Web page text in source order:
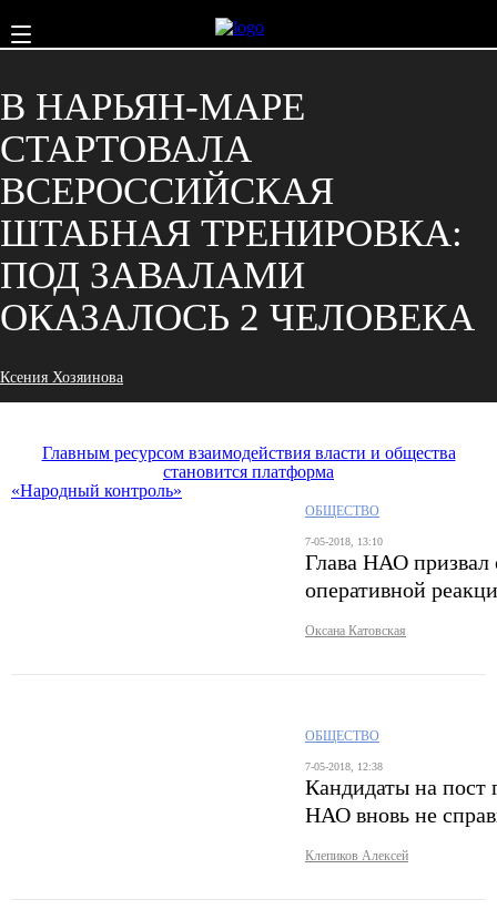
В НАРЬЯН-МАРЕ
СТАРТОВАЛА
ВСЕРОССИЙСКАЯ
ШТАБНАЯ ТРЕНИРОВКА:
ПОД ЗАВАЛАМИ
ОКАЗАЛОСЬ 2 ЧЕЛОВЕКА
Ксения Хозяинова
Главным ресурсом взаимодействия власти и общества
становится платформа
«Народный контроль»
ОБЩЕСТВО
7-05-2018, 13:10
Глава НАО призвал
оперативной
Оксана Катовская
ОБЩЕСТВО
7-05-2018, 12:38
Кандидаты на
НАО вновь не
Клепиков Алексей